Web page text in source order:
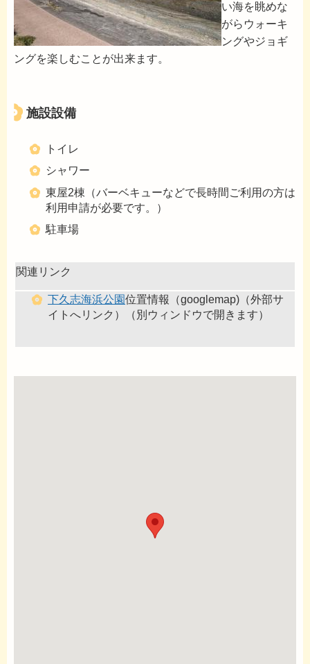
い海を眺めな
がらウォーキ
ングやジョギ
ングを楽しむことが出来ます。
施設設備
トイレ
シャワー
東屋2棟（バーベキューなどで長時間ご利用の方は
利用申請が必要です。）
駐車場
関連リンク
下久志海浜公園位置情報（googlemap)（外部サ
イトへリンク）（別ウィンドウで開きます）